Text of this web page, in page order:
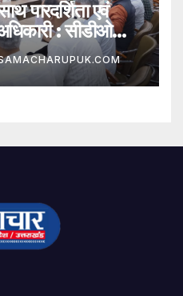
पारदर्शिता एवं
: सीडीओ